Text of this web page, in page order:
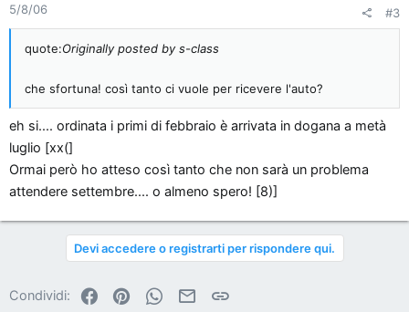
5/8/06 #3
quote:Originally posted by s-class
che sfortuna! così tanto ci vuole per ricevere l'auto?
eh si.... ordinata i primi di febbraio è arrivata in dogana a metà
luglio [xx(]
Ormai però ho atteso così tanto che non sarà un problema
attendere settembre.... o almeno spero! [8)]
Devi accedere o registrarti per rispondere qui.
Condividi: FacebookPinterestWhatsApp
Email